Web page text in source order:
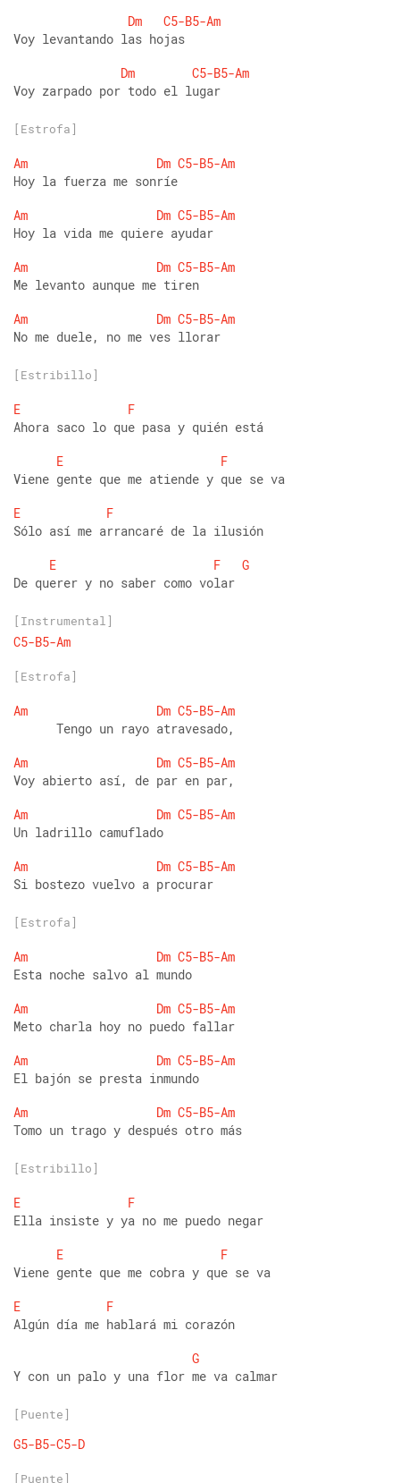
Dm
C5-B5-Am
Voy levantando las hojas
Dm
C5-B5-Am
Voy zarpado por todo el lugar
[Estrofa]
Am Dm C5-B5-Am
Hoy la fuerza me sonríe
Am
Dm C5-B5-Am
Hoy la vida me quiere ayudar
Am
Dm C5-B5-Am
Me levanto aunque me tiren
Am
Dm C5-B5-Am
No me duele, no me ves llorar
[Estribillo]
E
F
Ahora saco lo que pasa y quién está
E
F
Viene gente que me atiende y que se va
E
F
Sólo así me arrancaré de la ilusión
E
F
G
De querer y no saber como volar
[Instrumental]
C5-B5-Am
[Estrofa]
Am Dm C5-B5-Am
      Tengo un rayo atravesado,
Am
Dm C5-B5-Am
Voy abierto así, de par en par,
Am
Dm C5-B5-Am
Un ladrillo camuflado
Am
Dm C5-B5-Am
Si bostezo vuelvo a procurar
[Estrofa]
Am Dm C5-B5-Am
Esta noche salvo al mundo
Am
Dm C5-B5-Am
Meto charla hoy no puedo fallar
Am
Dm C5-B5-Am
El bajón se presta inmundo
Am
Dm C5-B5-Am
Tomo un trago y después otro más
[Estribillo]
E
F
Ella insiste y ya no me puedo negar
E
F
Viene gente que me cobra y que se va
E
F
Algún día me hablará mi corazón
G
Y con un palo y una flor me va calmar
[Puente]
G5-B5-C5-D
[Puente]